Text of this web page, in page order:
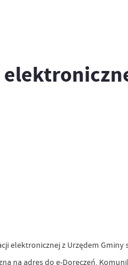
elektronicznej z Urzędem Gminy
na adres do e-Doręczeń.